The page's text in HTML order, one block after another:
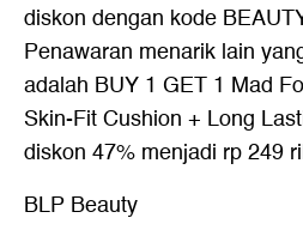
diskon dengan kode
Penawaran menarik lain
adalah BUY 1 GET 1 Mad
Skin-Fit Cushion + Long
diskon 47% menjadi rp 249
BLP Beauty